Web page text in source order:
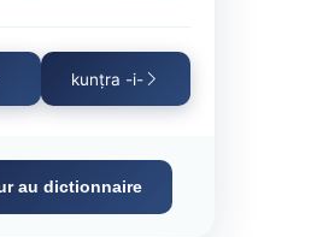
kunṭra -i-
au dictionnaire